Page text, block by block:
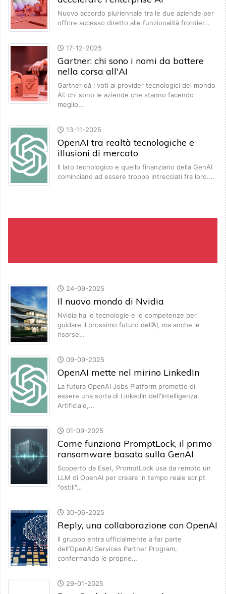
Nuovo accordo pluriennale tra le due aziende per
offrire accesso diretto alle funzionalità frontier…
17-12-2025
Gartner: chi sono i nomi da battere
nella corsa all'AI
Gartner dà i voti ai provider tecnologici del mondo
AI: chi sono le aziende che stanno facendo
meglio…
13-11-2025
OpenAI tra realtà tecnologiche e
illusioni di mercato
Il lato tecnologico e quello finanziario della GenAI
cominciano ad essere troppo intrecciati fra loro.…
24-09-2025
Il nuovo mondo di Nvidia
Nvidia ha le tecnologie e le competenze per
guidare il prossimo futuro dell’AI, ma anche le
risorse…
09-09-2025
OpenAI mette nel mirino LinkedIn
La futura OpenAI Jobs Platform promette di
essere una sorta di LinkedIn dell'Intelligenza
Artificiale,…
01-09-2025
Come funziona PromptLock, il primo
ransomware basato sulla GenAI
Scoperto da Eset, PromptLock usa da remoto un
LLM di OpenAI per creare in tempo reale script
"ostili"…
30-06-2025
Reply, una collaborazione con OpenAI
Il gruppo entra ufficialmente a far parte
dell’OpenAI Services Partner Program,
confermando le proprie…
29-01-2025